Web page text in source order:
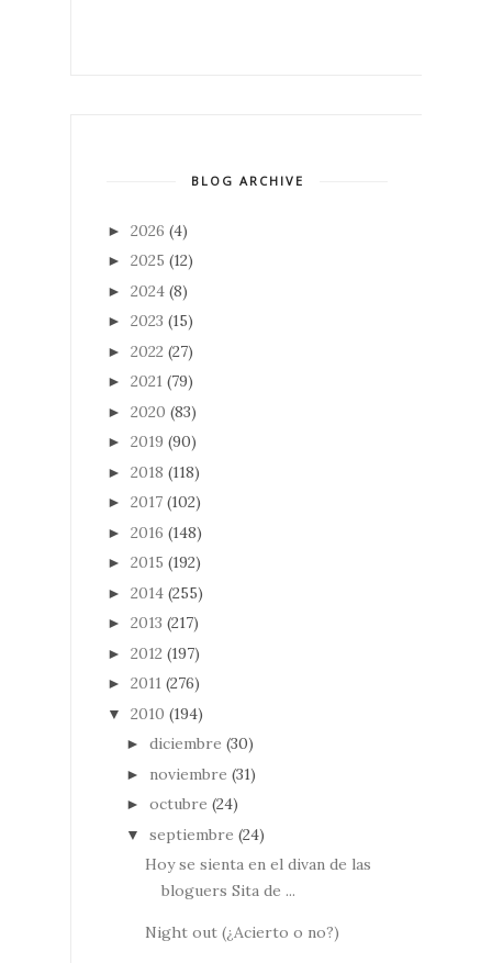
BLOG ARCHIVE
► 2026 (4)
► 2025 (12)
► 2024 (8)
► 2023 (15)
► 2022 (27)
► 2021 (79)
► 2020 (83)
► 2019 (90)
► 2018 (118)
► 2017 (102)
► 2016 (148)
► 2015 (192)
► 2014 (255)
► 2013 (217)
► 2012 (197)
► 2011 (276)
▼ 2010 (194)
► diciembre (30)
► noviembre (31)
► octubre (24)
▼ septiembre (24)
Hoy se sienta en el divan de las
bloguers Sita de ...
Night out (¿Acierto o no?)